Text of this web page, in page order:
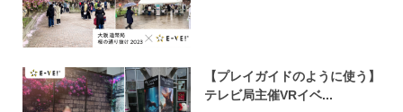
【プレイガイドのように使う】
テレビ局主催VRイベ...